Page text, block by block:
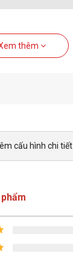
thêm
cấu hình chi tiết